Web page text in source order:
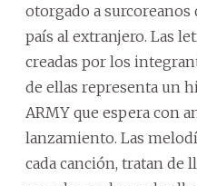
otorgado a surcoreanos
país al extranjero. Las
creadas por los
de ellas representa un
ARMY que espera con
lanzamiento. Las
cada canción, tratan de